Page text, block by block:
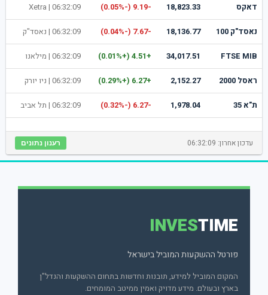
דאקס 18,823.33
-9.19 (-0.05%)
06:32:09 |
Xetra
נאסד"ק 100 18,136.77
-7.67 (-0.04%)
06:32:09 | נאסד"ק
FTSE MIB
34,017.51
+4.51 (+0.01%)
06:32:09 | מילאנו
ראסל 2000 2,152.27
+6.27 (+0.29%)
06:32:09 | ניו יורק
ת"א 35 1,978.04
-6.27 (-0.32%)
06:32:09 | תל אביב
עדכון אחרון: 06:32:09 רענון נתונים
INVESTIME
פורטל ההשקעות המוביל בישראל
המקום המוביל למידע, תובנות וחדשות בתחום ההשקעות והנדל"ן
בארץ ובעולם. מידע מדויק ואמין ממיטב המומחים.